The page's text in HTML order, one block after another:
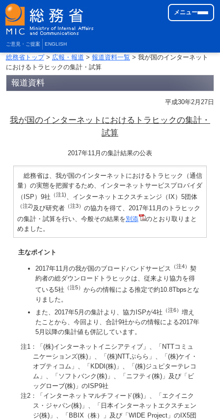
ご意見・ご提案 ENGLISH
メニュー
総務省トップ> 広報・報道 > 報道資料一覧> 我が国のインターネット
におけるトラヒックの集計・試算
報道資料
平成30年2月27日
我が国のインターネットにおけるトラヒックの集計・
試算
2017年11月の集計結果の公表
総務省は、我が国のインターネットにおけるトラヒック（通信
量）の実態を把握するため、インターネットサービスプロバイダ
（ISP）9社 （注1)、インターネットエクスチェンジ（IX）5団体
（注2)及び研究者（注3） の協力を得て、2017年11月のトラヒック
の集計・試算を行い、今般その結果を別添
のとおり取りまと
めました。
主なポイント
2017年11月の我が国のブロードバンドサービス （注4） 契
約者の総ダウンロードトラヒックは、従来より協力を得
ている5社 （注5） からの情報による推定で約10.8Tbpsとな
りました。
また、2017年5月の集計より、協力ISPが4社 （注6） 増え
たことから、今回より、合計9社からの情報による2017年
5月以降の集計値も併記しています。
注1：「(株)インターネットイニシアティブ」、「NTTコミュ
ニケーションズ(株)」、「(株)NTTぷらら」、「(株)ケイ・
オプティコム」、「KDDI(株)」、「(株)ジュピターテレコ
ム」、「ソフトバンク(株)」、「ニフティ(株)」及び「ビ
ッグローブ(株)」のISP9社
注2：「インターネットマルチフィード(株)」、「エクイニク
ス・ジャパン(株)」、「日本インターネットエクスチェン
ジ(株)」、「BBIX（株）」及び「WIDE Project」のIX5団